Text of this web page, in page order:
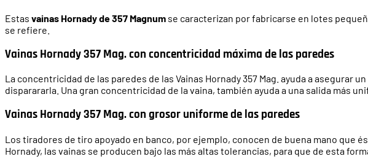
Estas vainas Hornady de 357 Magnum se caracterizan por fabricarse en lotes
se refiere.
Vainas Hornady 357 Mag. con concentricidad máxima de las paredes
La concentricidad de las paredes de las Vainas Hornady 357 Mag. ayuda a
disparararla. Una gran concentricidad de la vaina, también ayuda a una salida más
Vainas Hornady 357 Mag. con grosor uniforme de las paredes
Los tiradores de tiro apoyado en banco, por ejemplo, conocen de buena mano que
Hornady, las vainas se producen bajo las más altas tolerancias, para que de esta